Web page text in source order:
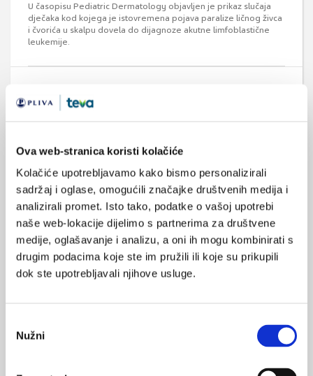
Ova web-stranica koristi kolačiće
Kolačiće upotrebljavamo kako bismo personalizirali
sadržaj i oglase, omogućili značajke društvenih medija i
analizirali promet. Isto tako, podatke o vašoj upotrebi
naše web-lokacije dijelimo s partnerima za društvene
medije, oglašavanje i analizu, a oni ih mogu kombinirati s
drugim podacima koje ste im pružili ili koje su prikupili
dok ste upotrebljavali njihove usluge.
pristanka
Nužni
U časopisu Pediatric Dermatology objavljen je prikaz slučaja
dječaka kod kojega je istovremena pojava paralize ličnog živca
i čvorića u skalpu dovela do dijagnoze akutne limfoblastične
leukemije.
zdravlje
Medicus (2/2025)
Muško zdravlje